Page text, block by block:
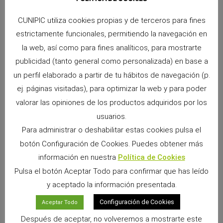
ANTERIOR
Castración y operación de glándulas
SIGUIENTE
Odor Expell para hurones
Snacks Alpha Pro: 6 sabores irresistibles para
premiar a tu pequeño
9 junio, 2026 No hay comentarios
CUNIPIC utiliza cookies propias y de terceros para fines
estrictamente funcionales, permitiendo la navegación en
la web, así como para fines analíticos, para mostrarte
publicidad (tanto general como personalizada) en base a
un perfil elaborado a partir de tu hábitos de navegación (p.
ej. páginas visitadas), para optimizar la web y para poder
valorar las opiniones de los productos adquiridos por los
usuarios.
Para administrar o deshabilitar estas cookies pulsa el
botón Configuración de Cookies. Puedes obtener más
información en nuestra Política de Cookies
Pulsa el botón Aceptar Todo para confirmar que has leído
y aceptado la información presentada.
Aceptar Todo Configuración de Cookies
Después de aceptar, no volveremos a mostrarte este